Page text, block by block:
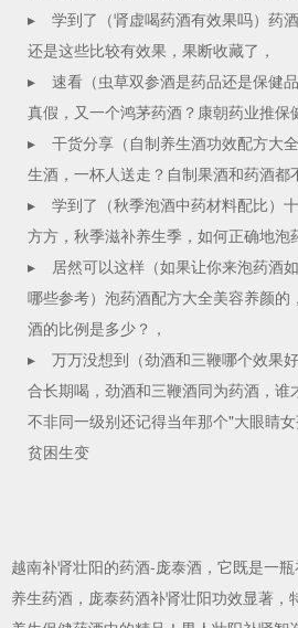
▸
学到了（肾虚喝药酒有效果吗）药
还是这些比较有效果，果断收藏了，
▸
速看（虫草双参酒是药品还是保健
真假，又一个鸿茅药酒？康朝药业推保
▸
干货分享（自制养生酒功效配方大
生酒，一杯人送走？自制果酒和药酒都
▸
学到了（秋季泡酒中药材料配比）
方方，秋季滋补养生季，如何正确地泡
▸
居然可以这样（如果让你来泡药酒
哪些参考）泡药酒配方大全美容养颜的
酒的比例是多少？，
▸
万万没想到（劲酒和三鞭哪个效果
合长期喝，劲酒和三鞭酒同为药酒，谁
不非同一级别还记得当年那个"大眼睛
贫困生变
越南补肾壮阳的药酒-庞泰酒，它既是一瓶
养生药酒，庞泰药酒补肾壮阳功效显著，